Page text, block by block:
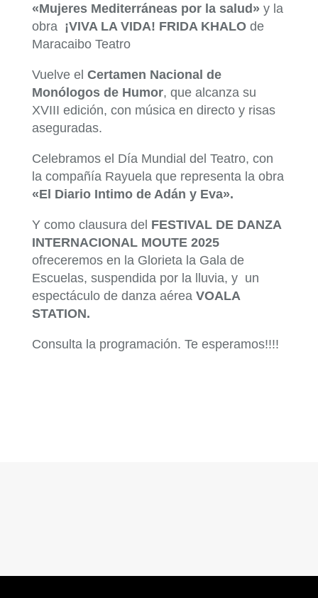
«Mujeres Mediterráneas por la salud»y la
obra ¡VIVA LA VIDA! FRIDA KHALOde
Maracaibo Teatro
Vuelve el Certamen Nacional de
Monólogos de Humor, que alcanza su
XVIII edición, con música en directo y risas
aseguradas.
Celebramos el Día Mundial del Teatro, con
la compañía Rayuela que representa la obra
«El Diario Intimo de Adán y Eva».
Y como clausura del FESTIVAL DE DANZA
INTERNACIONAL MOUTE 2025
ofreceremos en la Glorieta la Gala de
Escuelas, suspendida por la lluvia, y un
espectáculo de danza aérea VOALA
STATION.
Consulta la programación. Te esperamos!!!!